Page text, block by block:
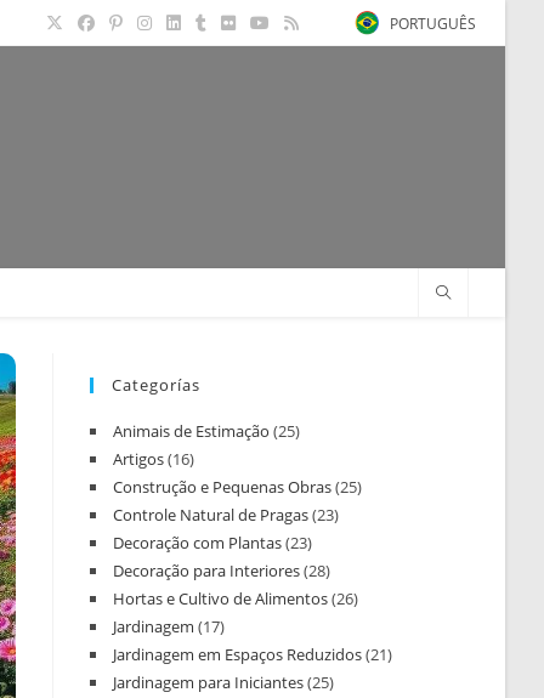
PORTUGUÊS
Categorías
Animais de Estimação (25)
Artigos(16)
Construção e Pequenas Obras(25)
Controle Natural de Pragas(23)
Decoração com Plantas(23)
Decoração para Interiores(28)
Hortas e Cultivo de Alimentos(26)
Jardinagem (17)
Jardinagem em Espaços Reduzidos(21)
Jardinagem para Iniciantes(25)